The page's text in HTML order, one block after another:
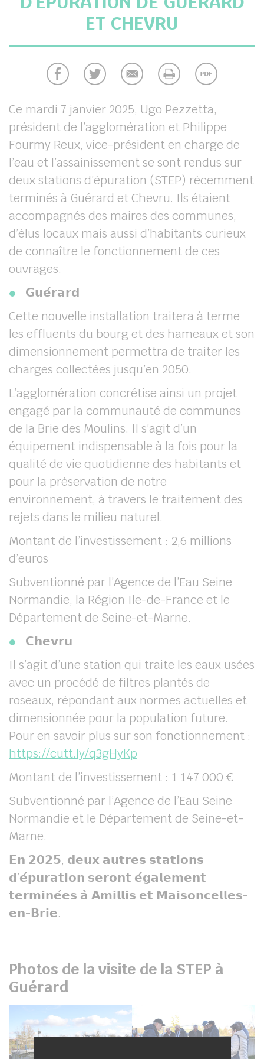
ET CHEVRU
Ce mardi 7 janvier 2025, Ugo Pezzetta,
président de l’agglomération et Philippe
Fourmy Reux, vice-président en charge de
l’eau et l’assainissement se sont rendus sur
deux stations d’épuration (STEP) récemment
terminés à Guérard et Chevru. Ils étaient
accompagnés des maires des communes,
d’élus locaux mais aussi d’habitants curieux
de connaître le fonctionnement de ces
ouvrages.
𝗚𝘂𝗲́𝗿𝗮𝗿𝗱
Cette nouvelle installation traitera à terme
les effluents du bourg et des hameaux et son
dimensionnement permettra de traiter les
charges collectées jusqu’en 2050.
L’agglomération concrétise ainsi un projet
engagé par la communauté de communes
de la Brie des Moulins. Il s’agit d’un
équipement indispensable à la fois pour la
qualité de vie quotidienne des habitants et
pour la préservation de notre
environnement, à travers le traitement des
rejets dans le milieu naturel.
Montant de l’investissement : 2,6 millions
d’euros
Subventionné par l’Agence de l’Eau Seine
Normandie, la Région Ile-de-France et le
Département de Seine-et-Marne.
𝗖𝗵𝗲𝘃𝗿𝘂
Il s’agit d’une station qui traite les eaux usées
avec un procédé de filtres plantés de
roseaux, répondant aux normes actuelles et
dimensionnée pour la population future.
Pour en savoir plus sur son fonctionnement :
https://cutt.ly/q3gHyKp
Montant de l’investissement : 1 147 000 €
Subventionné par l’Agence de l’Eau Seine
Normandie et le Département de Seine-et-
Marne.
𝗘𝗻 𝟮𝟬𝟮𝟱, 𝗱𝗲𝘂𝘅 𝗮𝘂𝘁𝗿𝗲𝘀 𝘀𝘁𝗮𝘁𝗶𝗼𝗻𝘀
𝗱’𝗲́𝗽𝘂𝗿𝗮𝘁𝗶𝗼𝗻 𝘀𝗲𝗿𝗼𝗻𝘁 𝗲́𝗴𝗮𝗹𝗲𝗺𝗲𝗻𝘁
𝘁𝗲𝗿𝗺𝗶𝗻𝗲́𝗲𝘀 𝗮̀ 𝗔𝗺𝗶𝗹𝗹𝗶𝘀 𝗲𝘁 𝗠𝗮𝗶𝘀𝗼𝗻𝗰𝗲𝗹𝗹𝗲𝘀-
𝗲𝗻-𝗕𝗿𝗶𝗲.
Photos de la visite de la STEP à
Guérard